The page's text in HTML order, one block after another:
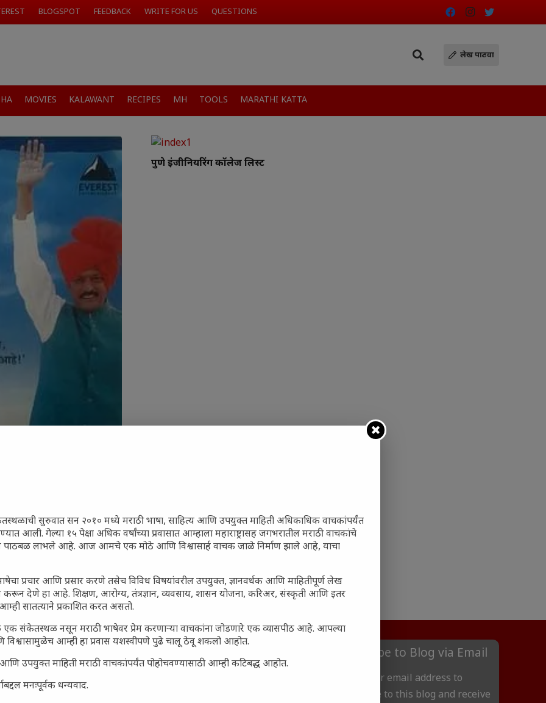
BLOGSPOT FEEDBACK WRITE FOR US QUESTIONS
लेख पाठवा
MOVIES KALAWANT RECIPES MH TOOLS MARATHI KATTA
पुणे इंजीनियरिंग कॉलेज लिस्ट
गावठी उपाय – घरच्या
प्राथमिक आराम
तरुण पिढी कुठे हरवली?
Subscribe to Blog via Email
Enter your email address to
subscribe to this blog and receive
सुरुवात सन २०१० मध्ये मराठी भाषा, साहित्य आणि उपयुक्त माहिती अधिकाधिक वाचकांपर्यंत
आली. गेल्या १५ पेक्षा अधिक वर्षांच्या प्रवासात आम्हाला महाराष्ट्रासह जगभरातील मराठी वाचकांचे
पाठबळ लाभले आहे. आज आमचे एक मोठे आणि विश्वासार्ह वाचक जाळे निर्माण झाले आहे, याचा
प्रचार आणि प्रसार करणे तसेच विविध विषयांवरील उपयुक्त, ज्ञानवर्धक आणि माहितीपूर्ण लेख
करून देणे हा आहे. शिक्षण, आरोग्य, तंत्रज्ञान, व्यवसाय, शासन योजना, करिअर, संस्कृती आणि इतर
सातत्याने प्रकाशित करत असतो.
संकेतस्थळ नसून मराठी भाषेवर प्रेम करणाऱ्या वाचकांना जोडणारे एक व्यासपीठ आहे. आपल्या
आम्ही हा प्रवास यशस्वीपणे पुढे चालू ठेवू शकलो आहोत.
आणि उपयुक्त माहिती मराठी वाचकांपर्यंत पोहोचवण्यासाठी आम्ही कटिबद्ध आहोत.
मनःपूर्वक धन्यवाद.